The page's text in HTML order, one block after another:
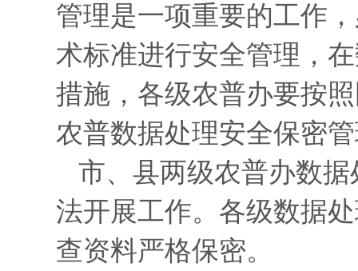
管理是一项重要的工作
术标准进行安全管理，
措施，各级农普办要按
农普数据处理安全保密
市、县两级农普办数
法开展工作。各级数据
查资料严格保密。